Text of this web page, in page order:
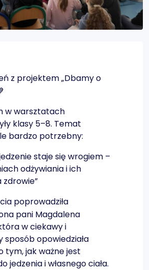
z projektem „Dbamy o
w warsztatach
klasy 5–8. Temat
bardzo potrzebny:
staje się wrogiem –
odżywiania i ich
zdrowie”
poprowadziła
pani Magdalena
w ciekawy i
sposób opowiedziała
tym, jak ważne jest
jedzenia i własnego ciała.